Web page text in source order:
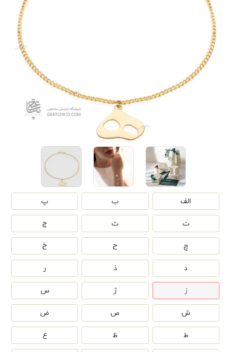
الف ب پ
ت ث ج
چ ح خ
د ذ ر
ز ژ س
ش ص ض
ط ظ ع